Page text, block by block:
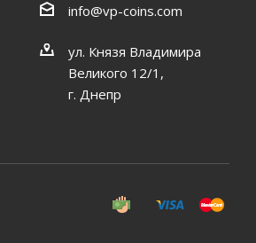
info@vp-coins.com
ул. Князя Владимира
Великого 12/1,
г. Днепр